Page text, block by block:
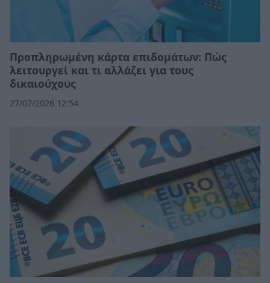
Προπληρωμένη κάρτα επιδομάτων: Πώς
λειτουργεί και τι αλλάζει για τους
δικαιούχους
27/07/2026 12:54